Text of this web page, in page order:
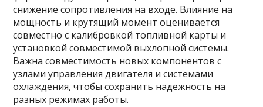
снижение сопротивления на входе. Влияние на
мощность и крутящий момент оценивается
совместно с калибровкой топливной карты и
установкой совместимой выхлопной системы.
Важна совместимость новых компонентов с
узлами управления двигателя и системами
охлаждения, чтобы сохранить надежность на
разных режимах работы.